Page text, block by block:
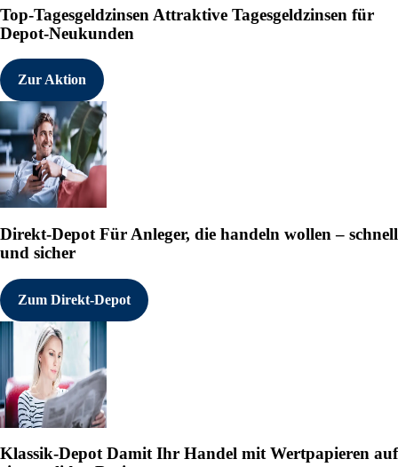
Top-Tagesgeldzinsen Attraktive Tagesgeldzinsen für
Depot-Neukunden
Zur Aktion
Direkt-Depot Für Anleger, die handeln wollen – schnell
und sicher
Zum Direkt-Depot
Klassik-DepotDamit Ihr Handel mit Wertpapieren auf